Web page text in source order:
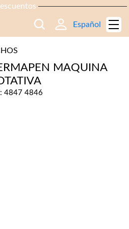
Español
MAQUINA
4847 4846